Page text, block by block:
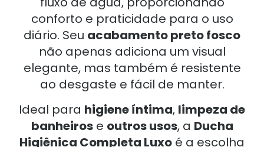
conforto e praticidade para o uso
diário. Seu acabamento preto fosco
não apenas adiciona um visual
elegante, mas também é resistente
ao desgaste e fácil de manter.
Ideal para higiene íntima, limpeza de
banheirose outros usos, a Ducha
Higiênica Completa Luxo é a escolha